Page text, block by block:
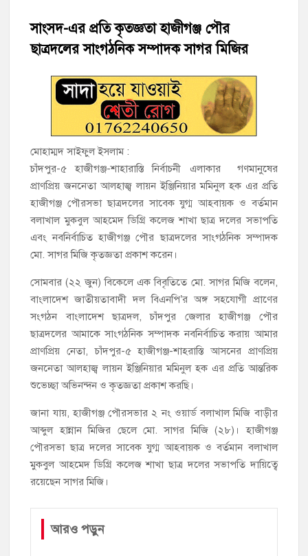
হাজীগঞ্জের টোরাগড় কাজী বাড়ি সড়কে রহিমা ভবনের প্রধান ফটক লক
হাজীগঞ্জ পৌরসভার মেয়র প্রার্থী অ্যাড. টিটু টোরাগড় পূর্বপাড়া জামে
হাজীগঞ্জে শিক্ষার্থীদের লেখাপড়ার মানোন্নয়নে ও উপস্থিতি নিশ্চিতকরণে
অভিভাবক সমাবেশ
হাজীগঞ্জে অস্বাস্থ্যকর পরিবেশে খাবার প্রস্তুত: ২ হোটেলকে ৪৫ হাজার
টাকা জরিমানা
হাজীগঞ্জে ৬ বছরের শিশুকে ধর্ষণের অভিযোগে কেয়ারটেকার আটক
সাংসদ-এর প্রতি কৃতজ্ঞতা হাজীগঞ্জ পৌর
ছাত্রদলের সাংগঠনিক সম্পাদক সাগর মিজির
মোহাম্মদ সাইফুল ইসলাম :
চাঁদপুর-৫ হাজীগঞ্জ-শাহারাস্তি নির্বাচনী এলাকার গণমানুষের
প্রাণপ্রিয় জননেতা আলহাজ্ব লায়ন ইঞ্জিনিয়ার মমিনুল হক এর প্রতি
হাজীগঞ্জ পৌরসভা ছাত্রদলের সাবেক যুগ্ম আহবায়ক ও বর্তমান
বলাখাল মুকবুল আহমেদ ডিগ্রি কলেজ শাখা ছাত্র দলের সভাপতি
এবং নবনির্বাচিত হাজীগঞ্জ পৌর ছাত্রদলের সাংগঠনিক সম্পাদক
মো. সাগর মিজি কৃতজ্ঞতা প্রকাশ করেন।
সোমবার (২২ জুন) বিকেলে এক বিবৃতিতে মো. সাগর মিজি বলেন,
বাংলাদেশ জাতীয়তাবাদী দল বিএনপি’র অঙ্গ সহযোগী প্রাণের
সংগঠন বাংলাদেশ ছাত্রদল, চাঁদপুর জেলার হাজীগঞ্জ পৌর
ছাত্রদলের আমাকে সাংগঠনিক সম্পাদক নবনির্বাচিত করায় আমার
প্রাণপ্রিয় নেতা, চাঁদপুর-৫ হাজীগঞ্জ-শাহরাস্তি আসনের প্রাণপ্রিয়
জননেতা আলহাজ্ব লায়ন ইঞ্জিনিয়ার মমিনুল হক এর প্রতি আন্তরিক
শুভেচ্ছা অভিনন্দন ও কৃতজ্ঞতা প্রকাশ করছি।
জানা যায়, হাজীগঞ্জ পৌরসভার ২ নং ওয়ার্ড বলাখাল মিজি বাড়ীর
আব্দুল হান্নান মিজির ছেলে মো. সাগর মিজি (২৮)। হাজীগঞ্জ
পৌরসভা ছাত্র দলের সাবেক যুগ্ম আহবায়ক ও বর্তমান বলাখাল
মুকবুল আহমেদ ডিগ্রি কলেজ শাখা ছাত্র দলের সভাপতি দায়িত্বে
রয়েছেন সাগর মিজি।
আরও পড়ুন